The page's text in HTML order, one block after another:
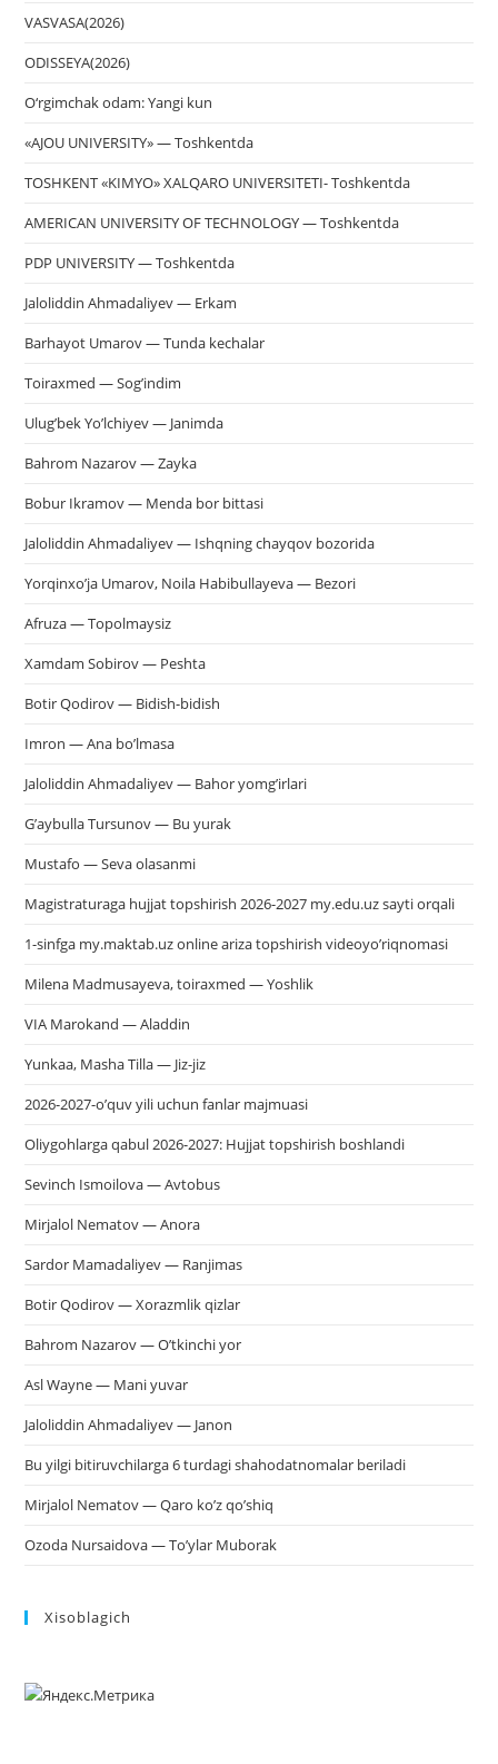
VASVASA(2026)
ODISSEYA(2026)
O‘rgimchak odam: Yangi kun
«AJOU UNIVERSITY» — Toshkentda
TOSHKENT «KIMYO» XALQARO UNIVERSITETI- Toshkentda
AMERICAN UNIVERSITY OF TECHNOLOGY — Toshkentda
PDP UNIVERSITY — Toshkentda
Jaloliddin Ahmadaliyev — Erkam
Barhayot Umarov — Tunda kechalar
Toiraxmed — Sog’indim
Ulug’bek Yo’lchiyev — Janimda
Bahrom Nazarov — Zayka
Bobur Ikramov — Menda bor bittasi
Jaloliddin Ahmadaliyev — Ishqning chayqov bozorida
Yorqinxo’ja Umarov, Noila Habibullayeva — Bezori
Afruza — Topolmaysiz
Xamdam Sobirov — Peshta
Botir Qodirov — Bidish-bidish
Imron — Ana bo’lmasa
Jaloliddin Ahmadaliyev — Bahor yomg’irlari
G’aybulla Tursunov — Bu yurak
Mustafo — Seva olasanmi
Magistraturaga hujjat topshirish 2026-2027 my.edu.uz sayti orqali
1-sinfga my.maktab.uz online ariza topshirish videoyo’riqnomasi
Milena Madmusayeva, toiraxmed — Yoshlik
VIA Marokand — Aladdin
Yunkaa, Masha Tilla — Jiz-jiz
2026-2027-o’quv yili uchun fanlar majmuasi
Oliygohlarga qabul 2026-2027: Hujjat topshirish boshlandi
Sevinch Ismoilova — Avtobus
Mirjalol Nematov — Anora
Sardor Mamadaliyev — Ranjimas
Botir Qodirov — Xorazmlik qizlar
Bahrom Nazarov — O’tkinchi yor
Asl Wayne — Mani yuvar
Jaloliddin Ahmadaliyev — Janon
Bu yilgi bitiruvchilarga 6 turdagi shahodatnomalar beriladi
Mirjalol Nematov — Qaro ko’z qo’shiq
Ozoda Nursaidova — To’ylar Muborak
Xisoblagich